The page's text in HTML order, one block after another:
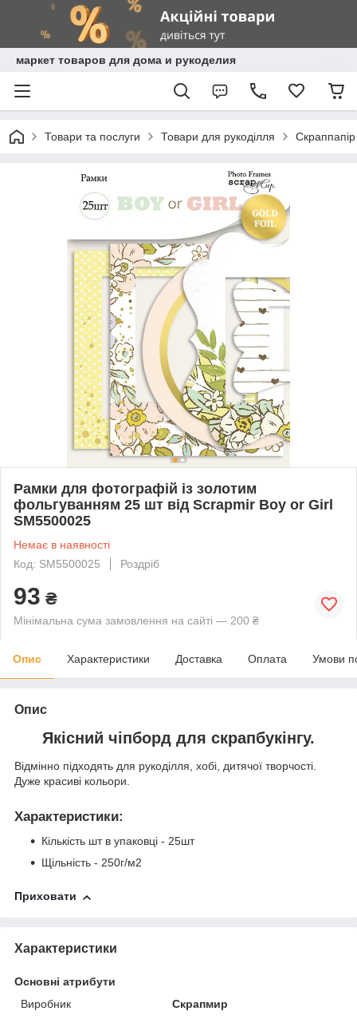
маркет товаров для дома и рукоделия
Товари та послуги Товари для рукоділля
Рамки для фотографій із золотим
фольгуванням 25 шт від Scrapmir Boy or Girl
SM5500025
Немає в наявності
Код: SM5500025
Роздріб
93 ₴
Мінімальна сума замовлення на сайті — 200 ₴
Опис Характеристики Доставка Оплата Умови
Опис
Якісний чіпборд для скрапбукінгу.
Відмінно підходять для рукоділля, хобі, дитячої творчості.
Дуже красиві кольори.
Характеристики:
Кількість шт в упаковці - 25шт
Щільність - 250г/м2
Приховати
Характеристики
Основні атрибути
Виробник
Скрапмир